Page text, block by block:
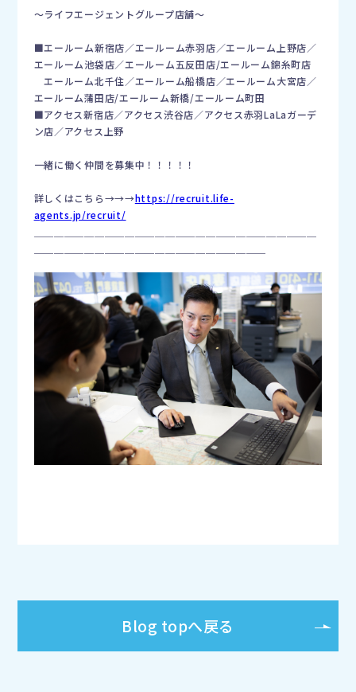
〜ライフエージェントグループ店舗〜
■エールーム新宿店／エールーム赤羽店／エールーム上野店／
エールーム池袋店／エールーム五反田店/エールーム錦糸町店
エールーム北千住／エールーム船橋店／エールーム大宮店／
エールーム蒲田店/エールーム新橋/エールーム町田
■アクセス新宿店／アクセス渋谷店／アクセス赤羽LaLaガーデ
ン店／アクセス上野
一緒に働く仲間を募集中！！！！！
詳しくはこちら→→→https://recruit.life-
agents.jp/recruit/
Blog topへ戻る